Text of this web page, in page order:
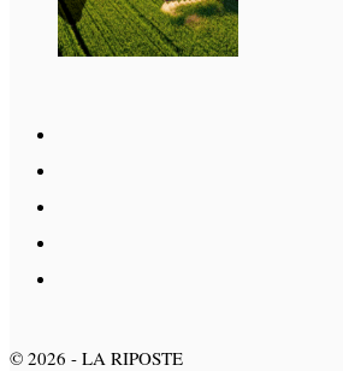
© 2026 - LA RIPOSTE